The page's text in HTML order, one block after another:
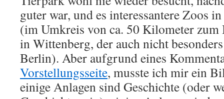
guter war, und es interessantere Zoos
(im Umkreis von ca. 50 Kilometer
in Wittenberg, der auch nicht
Berlin). Aber aufgrund eines
Vorstellungsseite, musste ich mir ein
einige Anlagen sind Geschichte (oder